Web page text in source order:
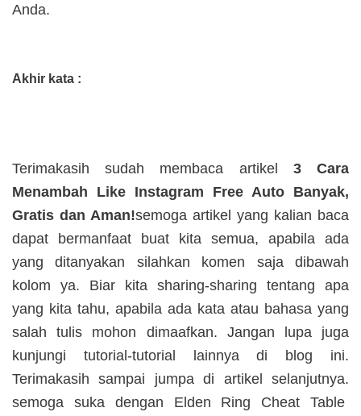
Anda.
Akhir kata :
Terimakasih sudah membaca artikel 3 Cara
Menambah Like Instagram Free Auto Banyak,
Gratis dan Aman!semoga artikel yang kalian baca
dapat bermanfaat buat kita semua, apabila ada
yang ditanyakan silahkan komen saja dibawah
kolom ya. Biar kita sharing-sharing tentang apa
yang kita tahu, apabila ada kata atau bahasa yang
salah tulis mohon dimaafkan. Jangan lupa juga
kunjungi tutorial-tutorial lainnya di blog ini.
Terimakasih sampai jumpa di artikel selanjutnya.
semoga suka dengan Elden Ring Cheat Table